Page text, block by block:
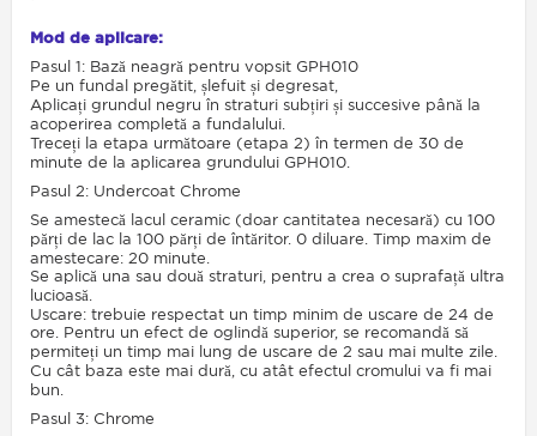
Mod de aplicare:
Pasul 1: Bază neagră pentru vopsit GPH010
Pe un fundal pregătit, șlefuit și degresat,
Aplicați grundul negru în straturi subțiri și succesive până la
acoperirea completă a fundalului.
Treceți la etapa următoare (etapa 2) în termen de 30 de
minute de la aplicarea grundului GPH010.
Pasul 2: Undercoat Chrome
Se amestecă lacul ceramic (doar cantitatea necesară) cu 100
părți de lac la 100 părți de întăritor. 0 diluare. Timp maxim de
amestecare: 20 minute.
Se aplică una sau două straturi, pentru a crea o suprafață ultra
lucioasă.
Uscare: trebuie respectat un timp minim de uscare de 24 de
ore. Pentru un efect de oglindă superior, se recomandă să
permiteți un timp mai lung de uscare de 2 sau mai multe zile.
Cu cât baza este mai dură, cu atât efectul cromului va fi mai
bun.
Pasul 3: Chrome